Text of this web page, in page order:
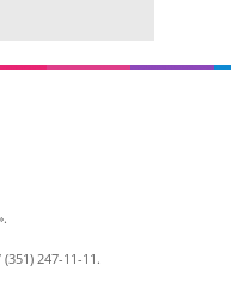
(351) 247-11-11.